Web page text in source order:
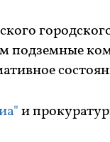
подземные
и